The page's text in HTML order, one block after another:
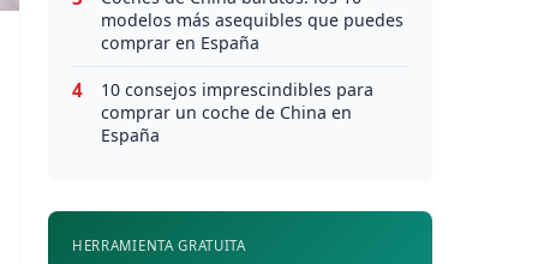
modelos más asequibles que puedes
comprar en España
4
10 consejos imprescindibles para
comprar un coche de China en
España
HERRAMIENTA GRATUITA